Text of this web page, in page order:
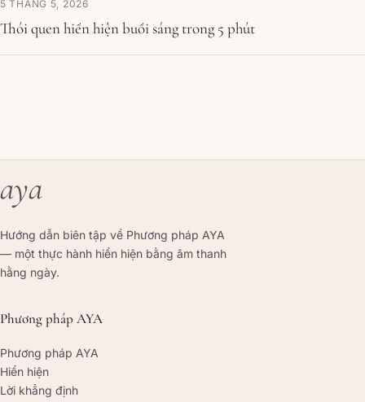
5 THÁNG 5, 2026
Thói quen hiển hiện buổi sáng trong 5 phút
aya
Hướng dẫn biên tập về Phương pháp AYA
— một thực hành hiển hiện bằng âm thanh
hằng ngày.
Phương pháp AYA
Phương pháp AYA
Hiển hiện
Lời khẳng định